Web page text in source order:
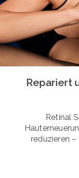
Repariert
Retinal
reduzieren